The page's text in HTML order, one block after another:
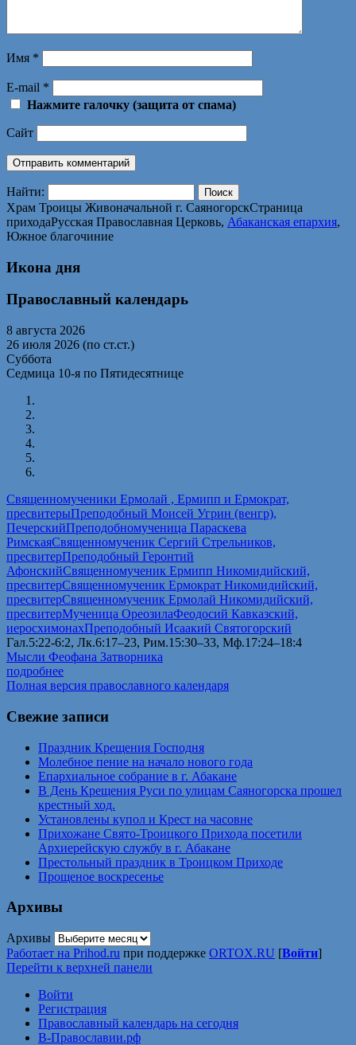
Имя *
E-mail *
Нажмите галочку (защита от спама)
Сайт
Найти:
Храм Троицы Живоначальной г. СаяногорскСтраница
приходаРусская Православная Церковь, Абаканская епархия,
Южное благочиние
Икона дня
Православный календарь
8 августа 2026
26 июля 2026 (по ст.ст.)
Суббота
Седмица 10-я по Пятидесятнице
Священномученики Ермолай , Ермипп и Ермократ,
пресвитерыПреподобный Моисей Угрин (венгр),
ПечерскийПреподобномученица Параскева
РимскаяСвященномученик Сергий Стрельников,
пресвитерПреподобный Геронтий
АфонскийСвященномученик Ермипп Никомидийский,
пресвитерСвященномученик Ермократ Никомидийский,
пресвитерСвященномученик Ермолай Никомидийский,
пресвитерМученица ОреозилаФеодосий Кавказский,
иеросхимонахПреподобный Исаакий Святогорский
Гал.5:22-6:2, Лк.6:17–23, Рим.15:30–33, Мф.17:24–18:4
Мысли Феофана Затворника
подробнее
Полная версия православного календаря
Свежие записи
Праздник Крещения Господня
Молебное пение на начало нового года
Епархиальное собрание в г. Абакане
В День Крещения Руси по улицам Саяногорска прошел
крестный ход.
Установлены купол и Крест на часовне
Прихожане Свято-Троицкого Прихода посетили
Архиерейскую службу в г. Абакане
Престольный праздник в Троицком Приходе
Прощеное воскресенье
Архивы
Архивы
Работает на Prihod.ru при поддержке ORTOX.RU [Войти]
Перейти к верхней панели
Войти
Регистрация
Православный календарь на сегодня
В-Православии.рф